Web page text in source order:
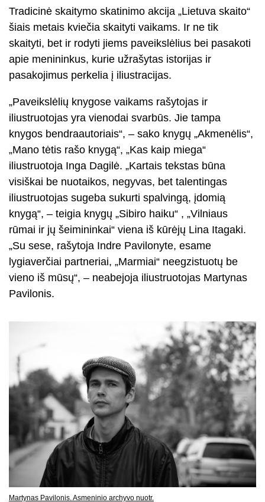
Tradicinė skaitymo skatinimo akcija „Lietuva skaito“
šiais metais kviečia skaityti vaikams. Ir ne tik
skaityti, bet ir rodyti jiems paveikslėlius bei pasakoti
apie menininkus, kurie užrašytas istorijas ir
pasakojimus perkelia į iliustracijas.
„Paveikslėlių knygose vaikams rašytojas ir
iliustruotojas yra vienodai svarbūs. Jie tampa
knygos bendraautoriais“, – sako knygų „Akmenėlis“,
„Mano tėtis rašo knygą“, „Kas kaip miega“
iliustruotoja Inga Dagilė. „Kartais tekstas būna
visiškai be nuotaikos, negyvas, bet talentingas
iliustruotojas sugeba sukurti spalvingą, įdomią
knygą“, – teigia knygų „Sibiro haiku“ , „Vilniaus
rūmai ir jų šeimininkai“ viena iš kūrėjų Lina Itagaki.
„Su sese, rašytoja Indre Pavilonyte, esame
lygiaverčiai partneriai, „Marmiai“ neegzistuotų be
vieno iš mūsų“, – neabejoja iliustruotojas Martynas
Pavilonis.
Martynas Pavilonis. Asmeninio archyvo nuotr.